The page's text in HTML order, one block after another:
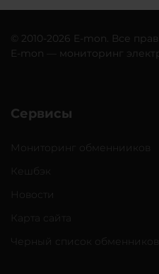
© 2010-2026 E-mon. Все
E-mon — мониторинг
Сервисы
Мониторинг обменнииков
Кешбэк
Новости
Карта сайта
Черный список обменников